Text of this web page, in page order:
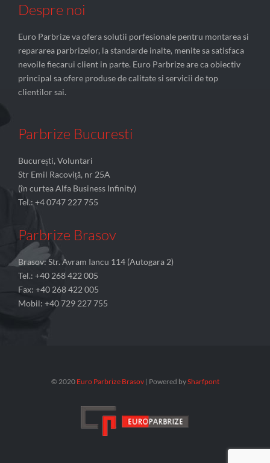
Despre noi
Euro Parbrize va ofera solutii porfesionale pentru montarea si
repararea parbrizelor, la standarde inalte, menite sa satisfaca
nevoile fiecarui client in parte. Euro Parbrize are ca obiectiv
principal sa ofere produse de calitate si servicii de top
clientilor sai.
Parbrize Bucuresti
București, Voluntari
Str Emil Racoviță, nr 25A
(în curtea Alfa Business Infinity)
Tel.: +4 0747 227 755
Parbrize Brasov
Brasov: Str. Avram Iancu 114 (Autogara 2)
Tel.: +40 268 422 005
Fax: +40 268 422 005
Mobil: +40 729 227 755
© 2020 Euro Parbrize Brasov | Powered bySharfpont